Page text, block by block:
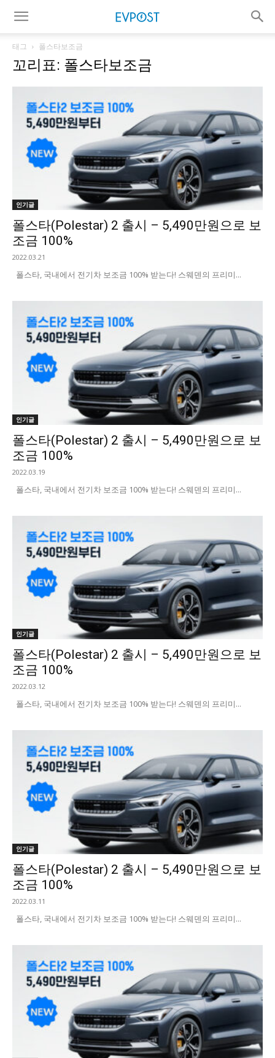
태그 폴스타보조금
꼬리표: 폴스타보조금
인기글
폴스타(Polestar) 2 출시 – 5,490만원으로 보
조금 100%
2022.03.21
폴스타, 국내에서 전기차 보조금 100% 받는다! 스웨덴의 프리미...
인기글
폴스타(Polestar) 2 출시 – 5,490만원으로 보
조금 100%
2022.03.19
폴스타, 국내에서 전기차 보조금 100% 받는다! 스웨덴의 프리미...
인기글
폴스타(Polestar) 2 출시 – 5,490만원으로 보
조금 100%
2022.03.12
폴스타, 국내에서 전기차 보조금 100% 받는다! 스웨덴의 프리미...
인기글
폴스타(Polestar) 2 출시 – 5,490만원으로 보
조금 100%
2022.03.11
폴스타, 국내에서 전기차 보조금 100% 받는다! 스웨덴의 프리미...